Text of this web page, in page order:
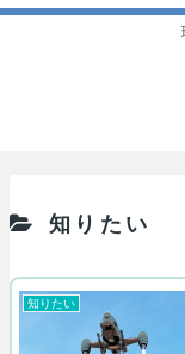
知りたい
知りたい